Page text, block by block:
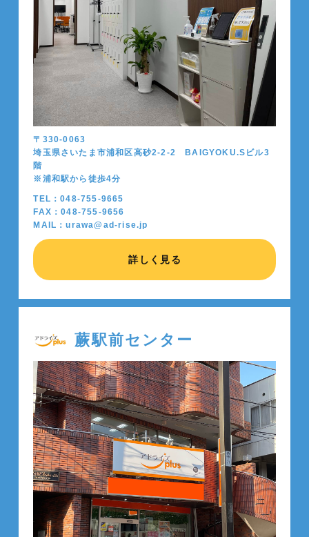
〒330-0063
埼玉県さいたま市浦和区高砂2-2-2 BAIGYOKU.Sビル3
階
※浦和駅から徒歩4分
TEL：048-755-9665
FAX：048-755-9656
MAIL：urawa@ad-rise.jp
詳しく見る
蕨駅前センター